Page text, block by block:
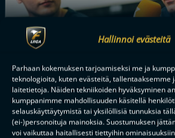
Hallinnoi evästeitä
Parhaan kokemuksen tarjoamiseksi me ja
teknologioita, kuten evästeitä, tallentaaksemme
laitetietoja. Näiden tekniikoiden hyväksyminen
kumppanimme mahdollisuuden käsitellä
selauskäyttäytymistä tai yksilöllisiä tunnuksia
(ei-)personoituja mainoksia. Suostumuksen
voi vaikuttaa haitallisesti tiettyihin
MAAILMANMESTARINKIN OULUUN
Tilaa uutiskirje